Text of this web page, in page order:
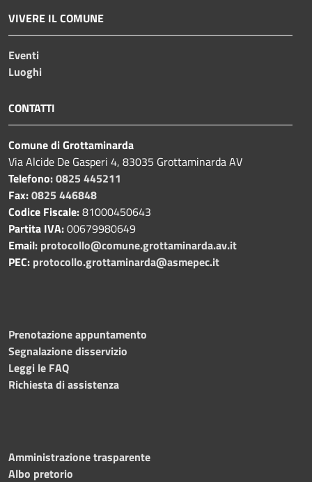
VIVERE IL COMUNE
Eventi
Luoghi
CONTATTI
Comune di Grottaminarda
Via Alcide De Gasperi 4, 83035 Grottaminarda AV
Telefono:0825 445211
Fax:0825 446848
Codice Fiscale:81000450643
Partita IVA:00679980649
Email: protocollo@comune.grottaminarda.av.it
PEC: protocollo.grottaminarda@asmepec.it
Prenotazione appuntamento
Segnalazione disservizio
Leggi le FAQ
Richiesta di assistenza
Amministrazione trasparente
Albo pretorio